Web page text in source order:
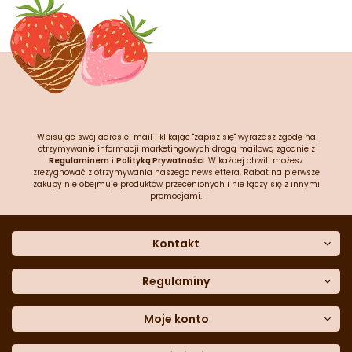
Wpisując swój adres e-mail i klikając "zapisz się" wyrażasz zgodę na
otrzymywanie informacji marketingowych drogą mailową zgodnie z
Regulaminem i Polityką Prywatności. W każdej chwili możesz
zrezygnować z otrzymywania naszego newslettera. Rabat na pierwsze
zakupy nie obejmuje produktów przecenionych i nie łączy się z innymi
promocjami.
Kontakt
Dane kontaktowe
Często zadawane pytania
Sklep stacjonarny
Formularz kontaktowy
Regulaminy
Polityka prywatności
Polityka cookies
Moje konto